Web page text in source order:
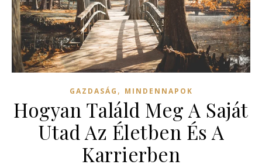
GAZDASÁG , MINDENNAPOK
Hogyan Találd Meg A Saját
Utad Az Életben És A
Karrierben